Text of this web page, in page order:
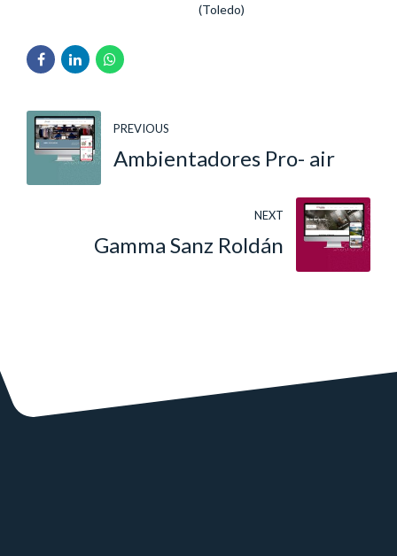
(Toledo)
PREVIOUS
Ambientadores Pro- air
NEXT
Gamma Sanz Roldán